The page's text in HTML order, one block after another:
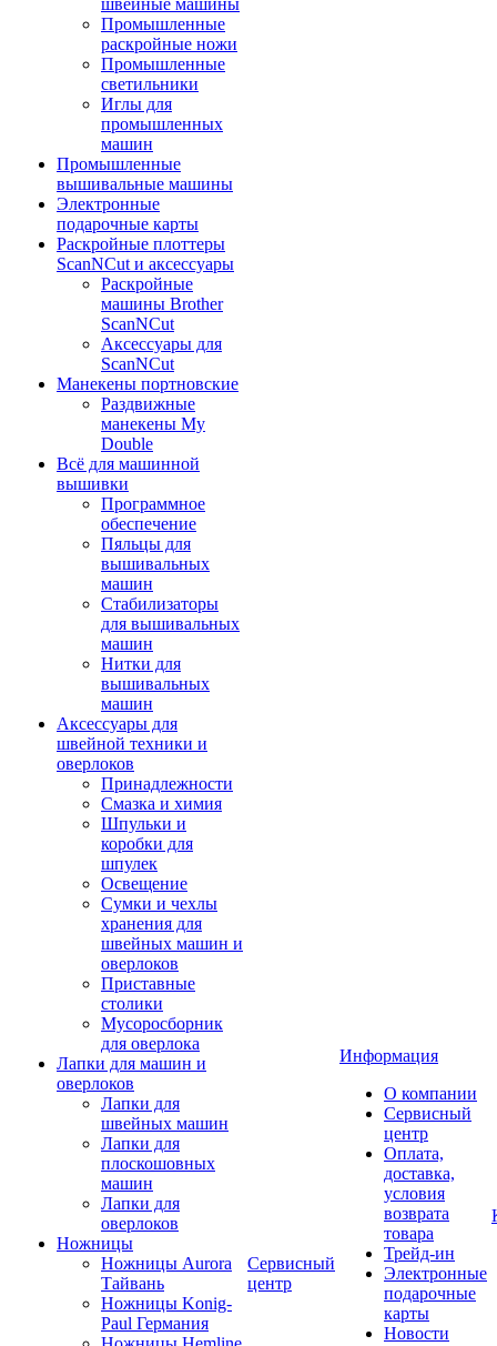
швейные машины
Промышленные
раскройные ножи
Промышленные
светильники
Иглы для
промышленных
машин
Промышленные
вышивальные машины
Электронные
подарочные карты
Раскройные плоттеры
ScanNCut и аксессуары
Раскройные
машины Brother
ScanNCut
Аксессуары для
ScanNCut
Манекены портновские
Раздвижные
манекены My
Double
Всё для машинной
вышивки
Программное
обеспечение
Пяльцы для
вышивальных
машин
Стабилизаторы
для вышивальных
машин
Нитки для
вышивальных
машин
Аксессуары для
швейной техники и
оверлоков
Принадлежности
Смазка и химия
Шпульки и
коробки для
шпулек
Освещение
Сумки и чехлы
хранения для
швейных машин и
оверлоков
Приставные
столики
Мусоросборник
для оверлока
Лапки для машин и
оверлоков
Лапки для
швейных машин
Лапки для
плоскошовных
машин
Лапки для
оверлоков
Ножницы
Ножницы Aurora
Тайвань
Ножницы Konig-
Paul Германия
Сервисный
центр
Информация
О компании
Сервисный
центр
Оплата,
доставка,
условия
возврата
товара
Трейд-ин
Электронные
подарочные
карты
Новости